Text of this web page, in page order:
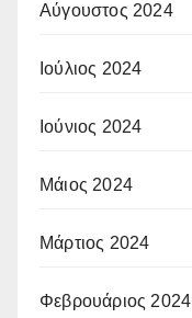
Αύγουστος 2024
Ιούλιος 2024
Ιούνιος 2024
Μάιος 2024
Μάρτιος 2024
Φεβρουάριος 2024